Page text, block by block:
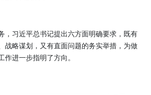
习近平总书记提出六方面明确要求，既有
战略谋划，又有直面问题的务实举措，为做
作进一步指明了方向。